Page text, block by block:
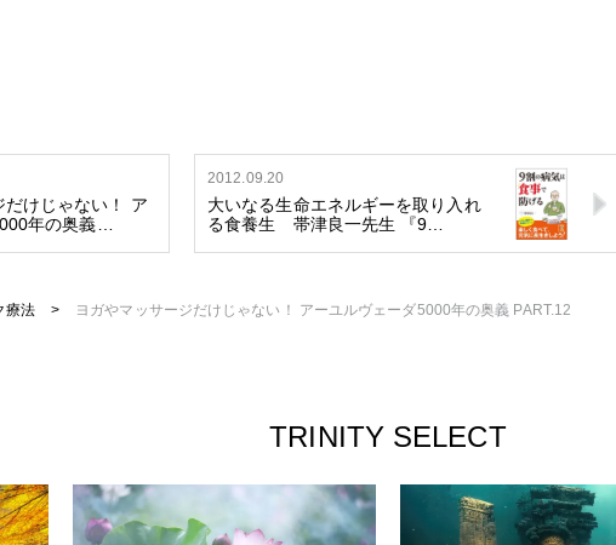
だけじゃない！ ア
年の奥義…
2012.09.20
大いなる生命エネルギーを取り入れ
る食養生 帯津良一先生 『9…
療法 > ヨガやマッサージだけじゃない！ アーユルヴェーダ5000年の奥義 PART.12
TRINITY SELECT